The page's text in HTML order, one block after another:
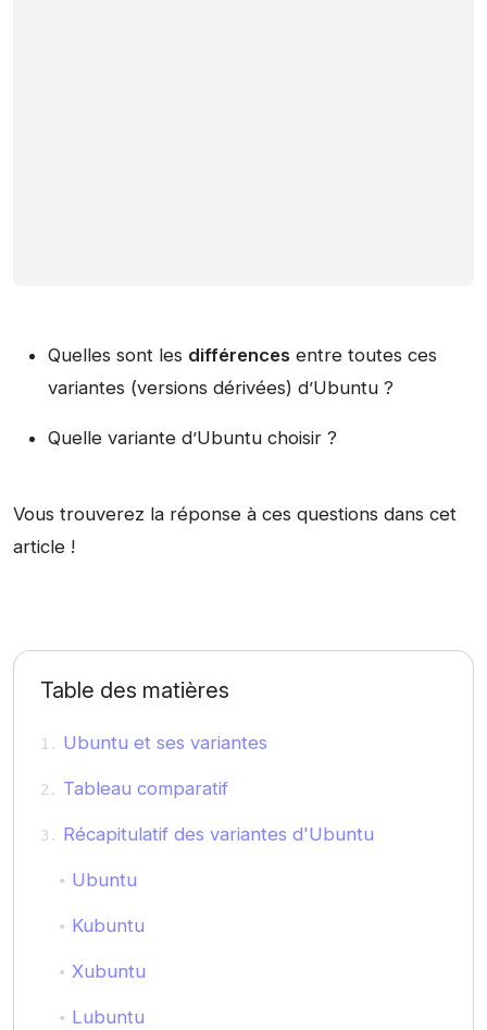
Quelles sont les différences entre toutes ces
variantes (versions dérivées) d’Ubuntu ?
Quelle variante d’Ubuntu choisir ?
Vous trouverez la réponse à ces questions dans cet
article !
Table des matières
Ubuntu et ses variantes
Tableau comparatif
Récapitulatif des variantes d'Ubuntu
Ubuntu
Kubuntu
Xubuntu
Lubuntu